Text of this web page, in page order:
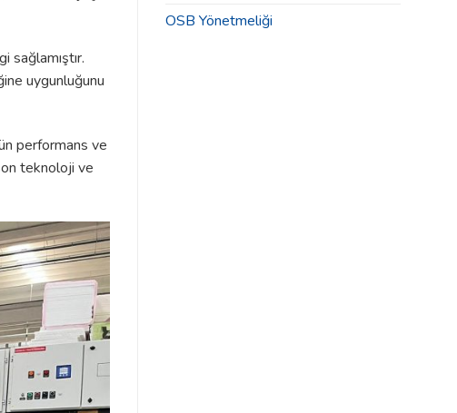
sağlamıştır.
uygunluğunu
performans ve
teknoloji ve
OSB Yönetmeliği